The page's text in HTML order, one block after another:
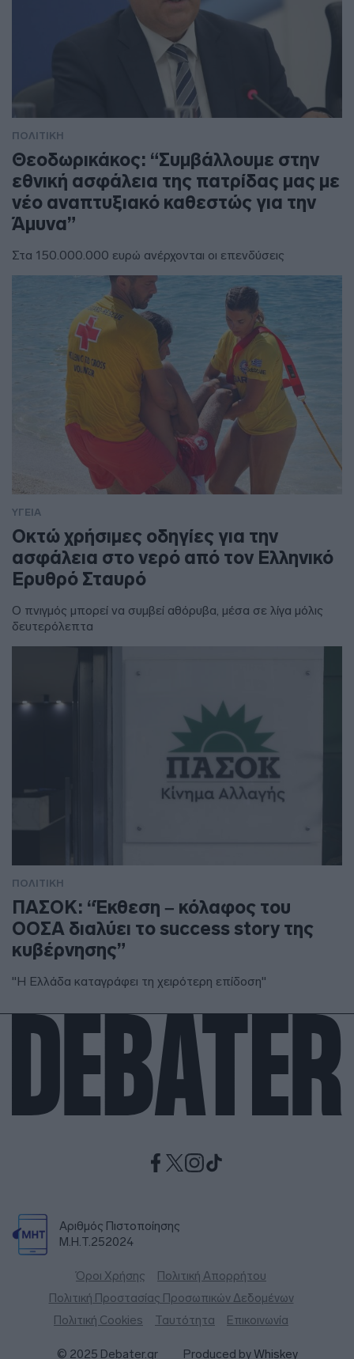
ΠΟΛΙΤΙΚΗ
Θεοδωρικάκος: “Συμβάλλουμε στην
εθνική ασφάλεια της πατρίδας μας με
νέο αναπτυξιακό καθεστώς για την
Άμυνα”
Στα 150.000.000 ευρώ ανέρχονται οι επενδύσεις
ΥΓΕΙΑ
Οκτώ χρήσιμες οδηγίες για την
ασφάλεια στο νερό από τον Ελληνικό
Ερυθρό Σταυρό
Ο πνιγμός μπορεί να συμβεί αθόρυβα, μέσα σε λίγα μόλις
δευτερόλεπτα
ΠΟΛΙΤΙΚΗ
ΠΑΣΟΚ: “Έκθεση – κόλαφος του
ΟΟΣΑ διαλύει το success story της
κυβέρνησης”
"Η Ελλάδα καταγράφει τη χειρότερη επίδοση"
Αριθμός Πιστοποίησης
Μ.Η.Τ.252024
Όροι Χρήσης
Πολιτική Απορρήτου
Πολιτική Προστασίας Προσωπικών Δεδομένων
Πολιτική Cookies
Ταυτότητα Επικοινωνία
© 2025 Debater.gr Produced byWhiskey